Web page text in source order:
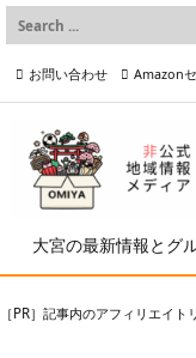
大宮の最新情報とグ
お問い合わせ Amazon
プライバシーポリシー等
［PR］記事内のアフィリエイ